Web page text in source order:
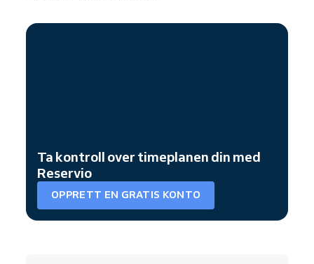
Ta kontroll over timeplanen din med
Reservio
OPPRETT EN GRATIS KONTO